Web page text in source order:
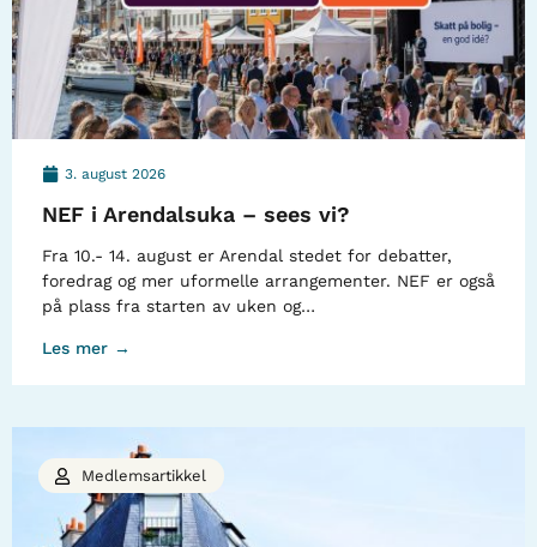
3. august 2026
NEF i Arendalsuka – sees vi?
Fra 10.- 14. august er Arendal stedet for debatter,
foredrag og mer uformelle arrangementer. NEF er også
på plass fra starten av uken og…
Les mer →
Medlemsartikkel